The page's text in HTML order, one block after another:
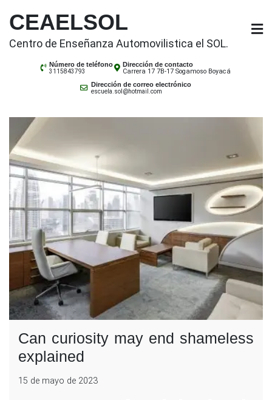
contenido
CEAELSOL
Centro de Enseñanza Automovilistica el SOL.
Número de teléfono
3115843793
Dirección de contacto
Carrera 17 7B-17 Sogamoso Boyacá
Dirección de correo electrónico
escuela.sol@hotmail.com
Can curiosity may end shameless
explained
15 de mayo de 2023